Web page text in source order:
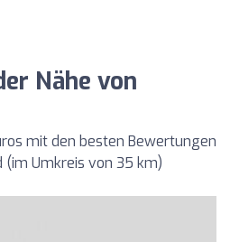
Nähe von
mit den besten Bewertungen
(im Umkreis von 35 km)